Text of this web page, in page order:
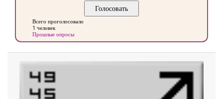
Всего проголосовало
1 человек
Прошлые опросы